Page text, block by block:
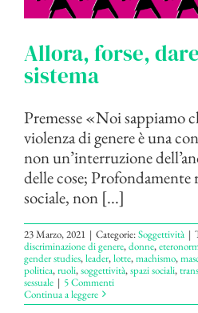
Allora, forse,
sistema
Premesse «Noi sappiamo
violenza di genere è una
non un’interruzione
delle cose; Profondamente
sociale, non [...]
23 Marzo, 2021 | Categorie:Soggettività |
discriminazione di genere,donne,
gender studies,leader,lotte,machismo,
politica,ruoli,soggettività,spazi sociali,
sessuale | 5 Commenti
Continua a leggere